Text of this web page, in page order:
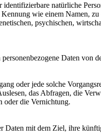
natürliche
wie einem Namen,
psychischen,
Daten von
oder jede solche
das Abfragen, die
oder die Vernichtung.
Daten mit dem Ziel, ihre